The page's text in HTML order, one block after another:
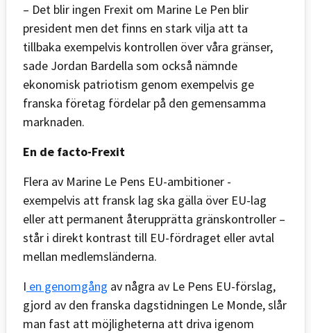
– Det blir ingen Frexit om Marine Le Pen blir
president men det finns en stark vilja att ta
tillbaka exempelvis kontrollen över våra gränser,
sade Jordan Bardella som också nämnde
ekonomisk patriotism genom exempelvis ge
franska företag fördelar på den gemensamma
marknaden.
En de facto-Frexit
Flera av Marine Le Pens EU-ambitioner -
exempelvis att fransk lag ska gälla över EU-lag
eller att permanent återupprätta gränskontroller –
står i direkt kontrast till EU-fördraget eller avtal
mellan medlemsländerna.
I en genomgång av några av Le Pens EU-förslag,
gjord av den franska dagstidningen Le Monde, slår
man fast att möjligheterna att driva igenom